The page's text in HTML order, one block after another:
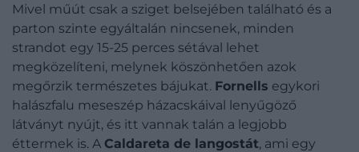
Mivel műút csak a sziget belsejében található és a
parton szinte egyáltalán nincsenek, minden
strandot egy 15-25 perces sétával lehet
megközelíteni, melynek köszönhetően azok
megőrzik természetes bájukat. Fornells egykori
halászfalu meseszép házacskáival lenyűgöző
látványt nyújt, és itt vannak talán a legjobb
éttermek is. A Caldareta de langostát, ami egy